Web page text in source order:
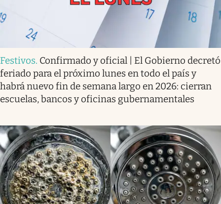
Festivos. Confirmado y oficial | El Gobierno decretó
feriado para el próximo lunes en todo el país y
habrá nuevo fin de semana largo en 2026: cierran
escuelas, bancos y oficinas gubernamentales